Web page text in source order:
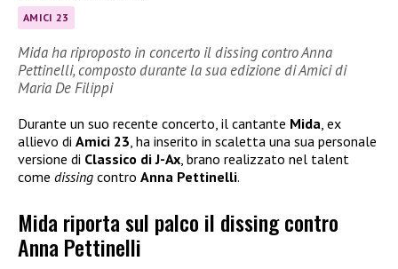
AMICI 23
Mida ha riproposto in concerto il dissing contro Anna
Pettinelli, composto durante la sua edizione di Amici di
Maria De Filippi
Durante un suo recente concerto, il cantante Mida, ex
allievo di Amici 23, ha inserito in scaletta una sua personale
versione di Classico di J-Ax, brano realizzato nel talent
come dissing contro Anna Pettinelli.
Mida riporta sul palco il dissing contro
Anna Pettinelli